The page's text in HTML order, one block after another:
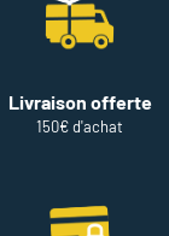
Livraison offerte
150€ d'achat